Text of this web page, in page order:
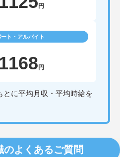
円
ト・アルバイト
1168 円
に平均月収・平均時給を
のよくあるご質問